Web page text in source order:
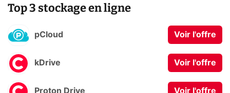
Top 3 stockage en ligne
pCloud Voir l'offre
kDrive Voir l'offre
Proton Drive Voir l'offre